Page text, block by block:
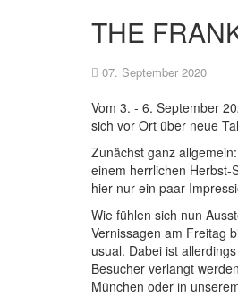
THE
07. September 2020
Vom 3. - 6. September
sich vor Ort über neue
Zunächst ganz
einem herrlichen Herbst-
hier nur ein paar
Wie fühlen sich nun
Vernissagen am Freitag
usual. Dabei ist
Besucher verlangt
München oder in